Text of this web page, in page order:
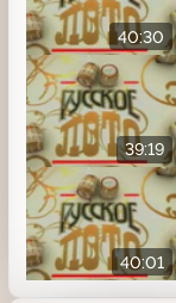
40:30
39:19
40:01